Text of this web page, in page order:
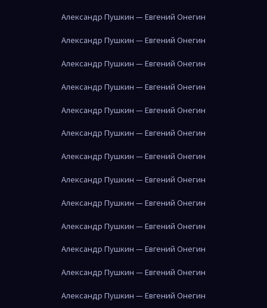
Александр Пушкин — Евгений Онегин
Александр Пушкин — Евгений Онегин
Александр Пушкин — Евгений Онегин
Александр Пушкин — Евгений Онегин
Александр Пушкин — Евгений Онегин
Александр Пушкин — Евгений Онегин
Александр Пушкин — Евгений Онегин
Александр Пушкин — Евгений Онегин
Александр Пушкин — Евгений Онегин
Александр Пушкин — Евгений Онегин
Александр Пушкин — Евгений Онегин
Александр Пушкин — Евгений Онегин
Александр Пушкин — Евгений Онегин